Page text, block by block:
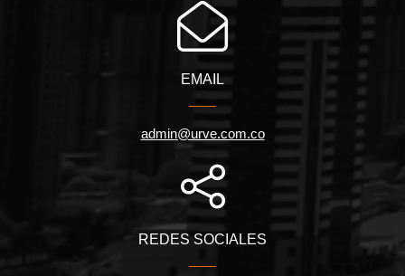
EMAIL
admin@urve.com.co
REDES SOCIALES